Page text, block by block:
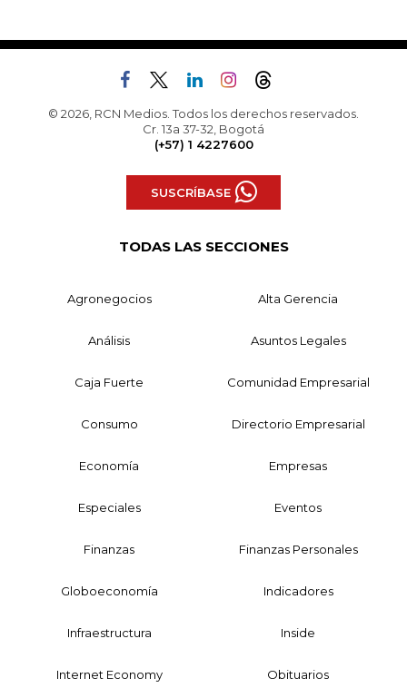
© 2026, RCN Medios. Todos los derechos reservados.
Cr. 13a 37-32, Bogotá
(+57) 1 4227600
SUSCRÍBASE
TODAS LAS SECCIONES
Agronegocios Alta Gerencia
Análisis Asuntos Legales
Caja Fuerte Comunidad Empresarial
Consumo Directorio Empresarial
Economía Empresas
Especiales Eventos
Finanzas Finanzas Personales
Globoeconomía Indicadores
Infraestructura Inside
Internet Economy Obituarios